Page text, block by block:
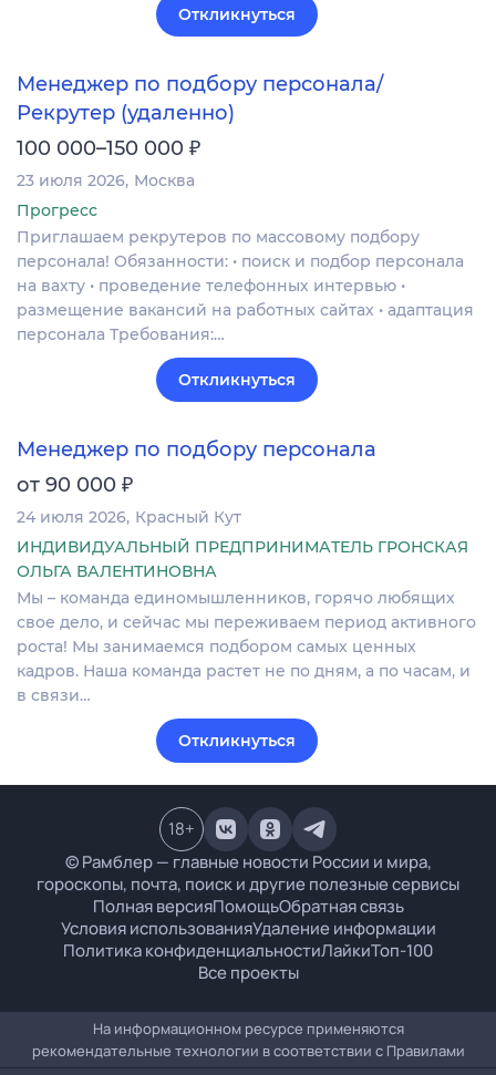
Откликнуться
Менеджер по подбору персонала/
Рекрутер (удаленно)
100 000–150 000 ₽
23 июля 2026 Москва
Прогресс
Приглашаем рекрутеров по массовому подбору
персонала! Обязанности: • поиск и подбор персонала
на вахту • проведение телефонных интервью •
размещение вакансий на работных сайтах • адаптация
персонала Требования:…
Откликнуться
Менеджер по подбору персонала
от 90 000 ₽
24 июля 2026 Красный Кут
ИНДИВИДУАЛЬНЫЙ ПРЕДПРИНИМАТЕЛЬ ГРОНСКАЯ
ОЛЬГА ВАЛЕНТИНОВНА
Мы – команда единомышленников, горячо любящих
свое дело, и сейчас мы переживаем период активного
роста! Мы занимаемся подбором самых ценных
кадров. Наша команда растет не по дням, а по часам, и
в связи…
Откликнуться
© Рамблер — главные новости России и мира,
гороскопы, почта, поиск и другие полезные сервисы
Полная версияПомощьОбратная связь
Условия использованияУдаление информации
Политика конфиденциальностиЛайкиТоп-100
Все проекты
18+
На информационном ресурсе применяются
рекомендательные технологии в соответствии с Правилами